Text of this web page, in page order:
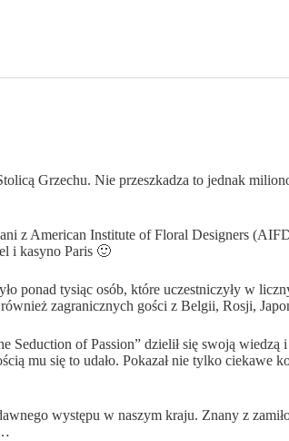
Grzechu. Nie przeszkadza to jednak
z American Institute of Floral Designers
i kasyno Paris 🙂
ponad tysiąc osób, które uczestniczyły w
zagranicznych gości z Belgii, Rosji,
of Passion” dzielił się swoją
mu się to udało. Pokazał nie tylko ciekawe
występu w naszym kraju. Znany z